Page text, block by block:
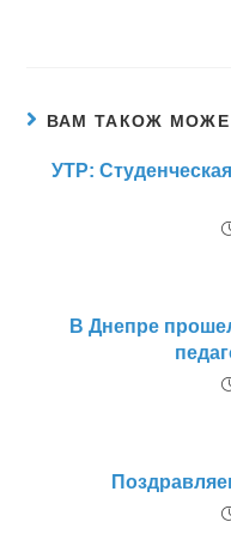
ВАМ ТАКОЖ
УТР:
В Днепре